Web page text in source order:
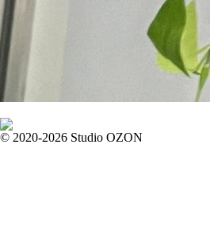
© 2020-2026 Studio OZON